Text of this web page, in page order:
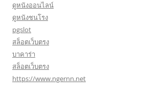
ดูหนังออนไลน์
ดูหนังชนโรง
pgslot
สล็อตเว็บตรง
บาคาร่า
สล็อตเว็บตรง
https://www.ngernn.net